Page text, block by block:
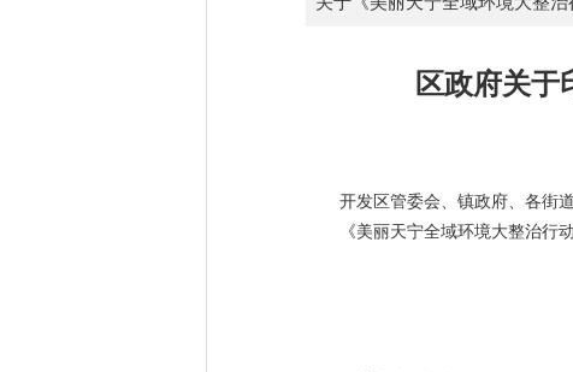
区政府关于
开发区管委会、镇政府、各街
《美丽天宁全域环境大整治行